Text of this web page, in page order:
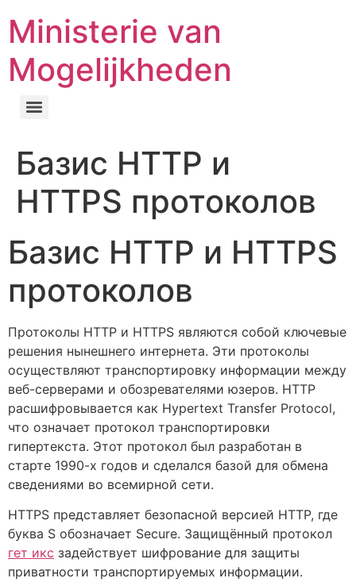
Ministerie van
Mogelijkheden
Базис HTTP и
HTTPS протоколов
Базис HTTP и HTTPS
протоколов
Протоколы HTTP и HTTPS являются собой ключевые
решения нынешнего интернета. Эти протоколы
осуществляют транспортировку информации между
веб-серверами и обозревателями юзеров. HTTP
расшифровывается как Hypertext Transfer Protocol,
что означает протокол транспортировки
гипертекста. Этот протокол был разработан в
старте 1990-х годов и сделался базой для обмена
сведениями во всемирной сети.
HTTPS представляет безопасной версией HTTP, где
буква S обозначает Secure. Защищённый протокол
гет икс задействует шифрование для защиты
приватности транспортируемых информации.